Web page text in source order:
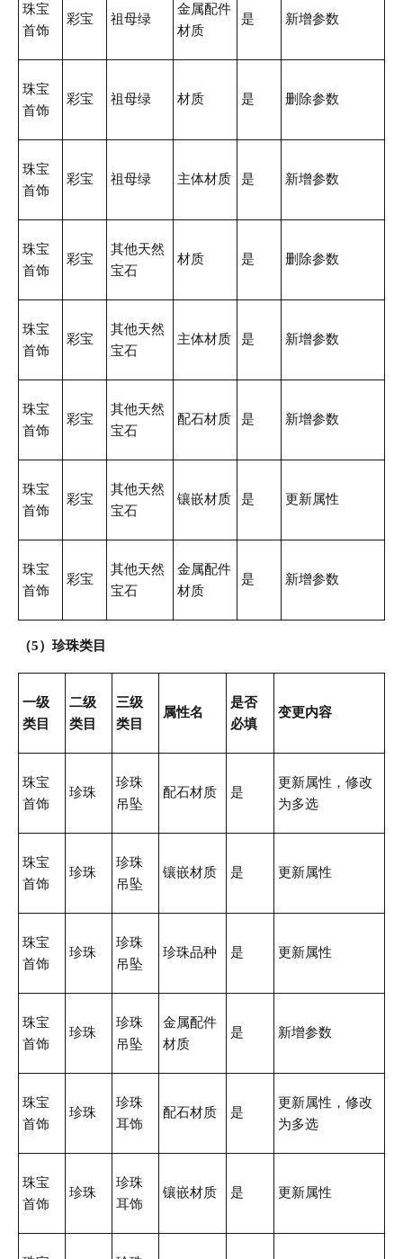
珠宝
首饰
彩宝 祖母绿
金属配件
材质
是 新增参数
珠宝
首饰
彩宝 祖母绿 材质 是 删除参数
珠宝
首饰
彩宝 祖母绿 主体材质 是 新增参数
珠宝
首饰
彩宝
其他天然
宝石
材质 是 删除参数
珠宝
首饰
彩宝
其他天然
宝石
主体材质 是 新增参数
珠宝
首饰
彩宝
其他天然
宝石
配石材质 是 新增参数
珠宝
首饰
彩宝
其他天然
宝石
镶嵌材质 是 更新属性
珠宝
首饰
彩宝
其他天然
宝石
金属配件
材质
是 新增参数
（5）珍珠类目
一级
类目
二级
类目
三级
类目
属性名
是否
必填
变更内容
珠宝
首饰
珍珠
珍珠
吊坠
配石材质 是
更新属性，修改
为多选
珠宝
首饰
珍珠
珍珠
吊坠
镶嵌材质 是 更新属性
珠宝
首饰
珍珠
珍珠
吊坠
珍珠品种 是 更新属性
珠宝
首饰
珍珠
珍珠
吊坠
金属配件
材质
是 新增参数
珠宝
首饰
珍珠
珍珠
耳饰
配石材质 是
更新属性，修改
为多选
珠宝
首饰
珍珠
珍珠
耳饰
镶嵌材质 是 更新属性